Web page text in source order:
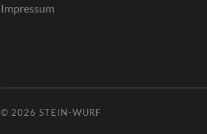
Impressum
© 2026 STEIN-WURF